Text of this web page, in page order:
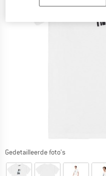
Gedetailleerde foto's